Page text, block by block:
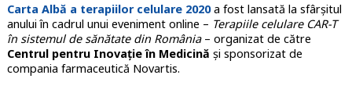
Carta Albă a terapiilor celulare 2020 a fost lansată la sfârșitul
anului în cadrul unui eveniment online – Terapiile celulare CAR-T
în sistemul de sănătate din România– organizat de către
Centrul pentru Inovație în Medicină și sponsorizat de
compania farmaceutică Novartis.